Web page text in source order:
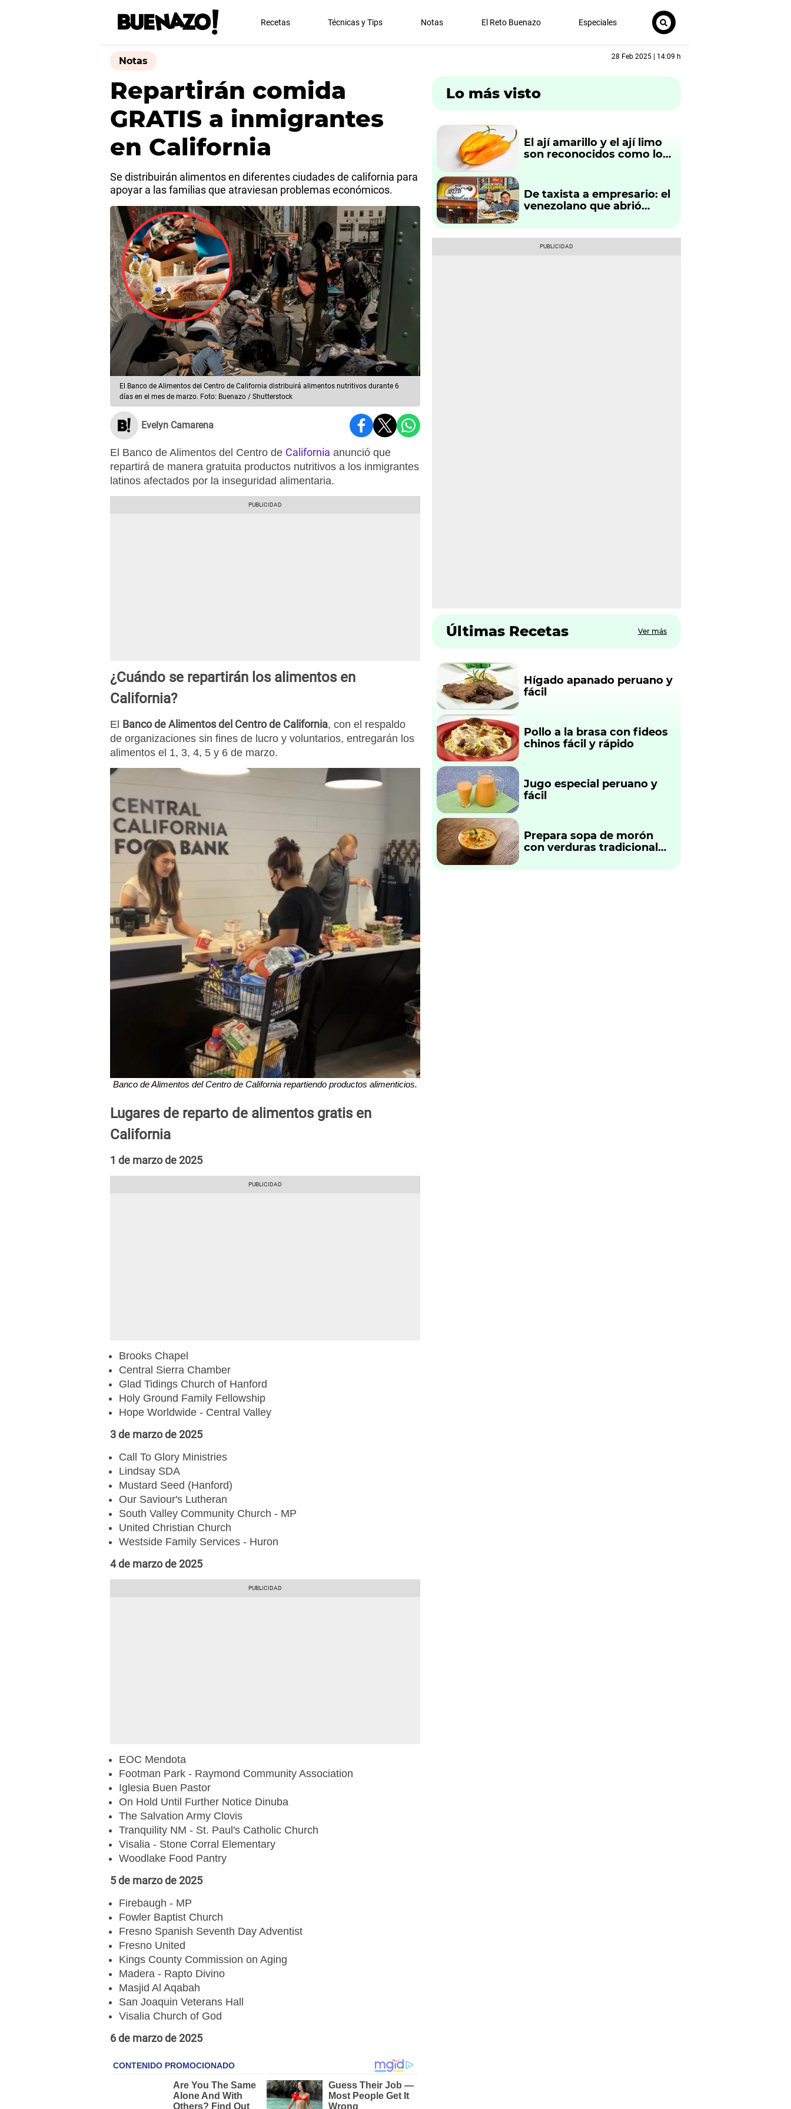
Recetas Técnicas y Tips Notas El Reto Buenazo Especiales
Notas 28 Feb 2025 | 14:09 h
Repartirán comida
GRATIS a inmigrantes
en California
Se distribuirán alimentos en diferentes ciudades de california para
apoyar a las familias que atraviesan problemas económicos.
El Banco de Alimentos del Centro de California distribuirá alimentos nutritivos durante 6
días en el mes de marzo. Foto: Buenazo / Shutterstock
Evelyn Camarena
El Banco de Alimentos del Centro de California anunció que
repartirá de manera gratuita productos nutritivos a los inmigrantes
latinos afectados por la inseguridad alimentaria.
¿Cuándo se repartirán los alimentos en
California?
El Banco de Alimentos del Centro de California, con el respaldo
de organizaciones sin fines de lucro y voluntarios, entregarán los
alimentos el 1, 3, 4, 5 y 6 de marzo.
Banco de Alimentos del Centro de California repartiendo productos alimenticios.
Lugares de reparto de alimentos gratis en
California
1 de marzo de 2025
Brooks Chapel
Central Sierra Chamber
Glad Tidings Church of Hanford
Holy Ground Family Fellowship
Hope Worldwide - Central Valley
3 de marzo de 2025
Call To Glory Ministries
Lindsay SDA
Mustard Seed (Hanford)
Our Saviour's Lutheran
South Valley Community Church - MP
United Christian Church
Westside Family Services - Huron
4 de marzo de 2025
EOC Mendota
Footman Park - Raymond Community Association
Iglesia Buen Pastor
On Hold Until Further Notice Dinuba
The Salvation Army Clovis
Tranquility NM - St. Paul's Catholic Church
Visalia - Stone Corral Elementary
Woodlake Food Pantry
5 de marzo de 2025
Firebaugh - MP
Fowler Baptist Church
Fresno Spanish Seventh Day Adventist
Fresno United
Kings County Commission on Aging
Madera - Rapto Divino
Masjid Al Aqabah
San Joaquin Veterans Hall
Visalia Church of God
6 de marzo de 2025
Lo más visto
El ají amarillo y el ají limo
son reconocidos como los
De taxista a empresario: el
venezolano que abrió
Atlanta con una
innovadora idea
Últimas Recetas Ver más
Hígado apanado peruano y
fácil
Pollo a la brasa con fideos
chinos fácil y rápido
Jugo especial peruano y
fácil
Prepara sopa de morón
con verduras tradicional